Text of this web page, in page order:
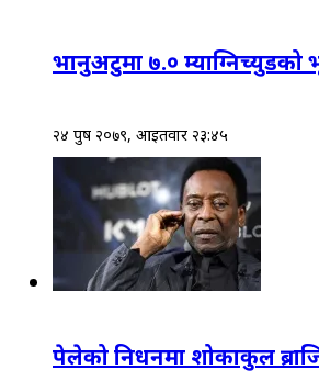
भानुअटुमा ७.० म्याग्निच्युडको
२४ पुष २०७९, आईतवार २३:४५
पेलेको निधनमा शोकाकुल